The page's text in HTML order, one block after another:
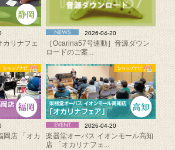
カリナフェ
2026-04-20
［Ocarina57号連動］音源ダウン
ロードのご案...
岡店 「オカ
2026-04-20
楽器堂オーパス イオンモール高知
店 「オカリナフェ...